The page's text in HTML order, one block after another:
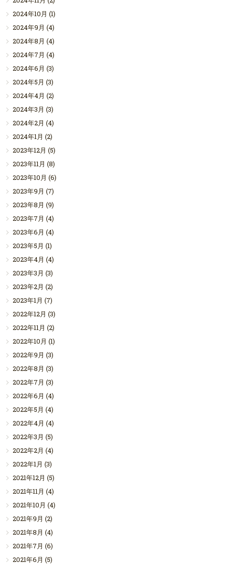
2024年10月 (1)
2024年9月 (4)
2024年8月 (4)
2024年7月 (4)
2024年6月 (3)
2024年5月 (3)
2024年4月 (2)
2024年3月 (3)
2024年2月 (4)
2024年1月 (2)
2023年12月 (5)
2023年11月 (8)
2023年10月 (6)
2023年9月 (7)
2023年8月 (9)
2023年7月 (4)
2023年6月 (4)
2023年5月 (1)
2023年4月 (4)
2023年3月 (3)
2023年2月 (2)
2023年1月 (7)
2022年12月 (3)
2022年11月 (2)
2022年10月 (1)
2022年9月 (3)
2022年8月 (3)
2022年7月 (3)
2022年6月 (4)
2022年5月 (4)
2022年4月 (4)
2022年3月 (5)
2022年2月 (4)
2022年1月 (3)
2021年12月 (5)
2021年11月 (4)
2021年10月 (4)
2021年9月 (2)
2021年8月 (4)
2021年7月 (6)
2021年6月 (5)